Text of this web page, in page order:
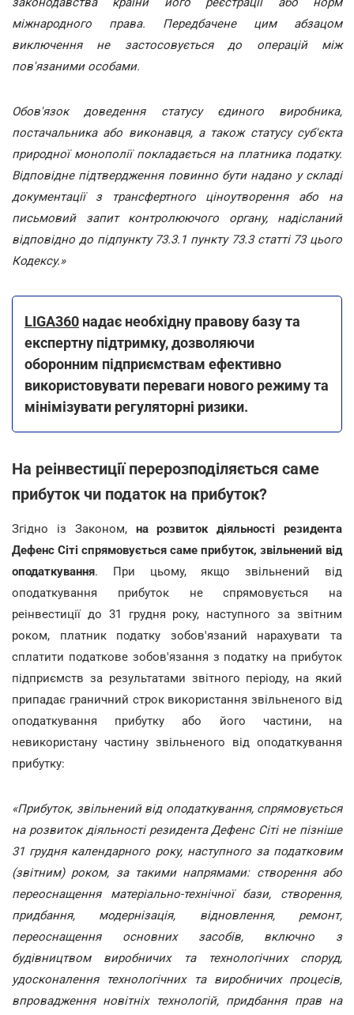
міжнародного права. Передбачене цим абзацом
виключення не застосовується до операцій між
пов'язаними особами.
Обов'язок доведення статусу єдиного виробника,
постачальника або виконавця, а також статусу суб'єкта
природної монополії покладається на платника податку.
Відповідне підтвердження повинно бути надано у складі
документації з трансфертного ціноутворення або на
письмовий запит контролюючого органу, надісланий
відповідно до підпункту 73.3.1 пункту 73.3 статті 73 цього
Кодексу.»
LIGA360 надає необхідну правову базу та
експертну підтримку, дозволяючи
оборонним підприємствам ефективно
використовувати переваги нового режиму та
мінімізувати регуляторні ризики.
На реінвестиції перерозподіляється саме
прибуток чи податок на прибуток?
Згідно із Законом, на розвиток діяльності резидента
Дефенс Сіті спрямовується саме прибуток, звільнений від
оподаткування. При цьому, якщо звільнений від
оподаткування прибуток не спрямовується на
реінвестиції до 31 грудня року, наступного за звітним
роком, платник податку зобов'язаний нарахувати та
сплатити податкове зобов'язання з податку на прибуток
підприємств за результатами звітного періоду, на який
припадає граничний строк використання звільненого від
оподаткування прибутку або його частини, на
невикористану частину звільненого від оподаткування
прибутку:
«Прибуток, звільнений від оподаткування, спрямовується
на розвиток діяльності резидента Дефенс Сіті не пізніше
31 грудня календарного року, наступного за податковим
(звітним) роком, за такими напрямами: створення або
переоснащення матеріально-технічної бази, створення,
придбання, модернізація, відновлення, ремонт,
переоснащення основних засобів, включно з
будівництвом виробничих та технологічних споруд,
удосконалення технологічних та виробничих процесів,
впровадження новітніх технологій, придбання прав на